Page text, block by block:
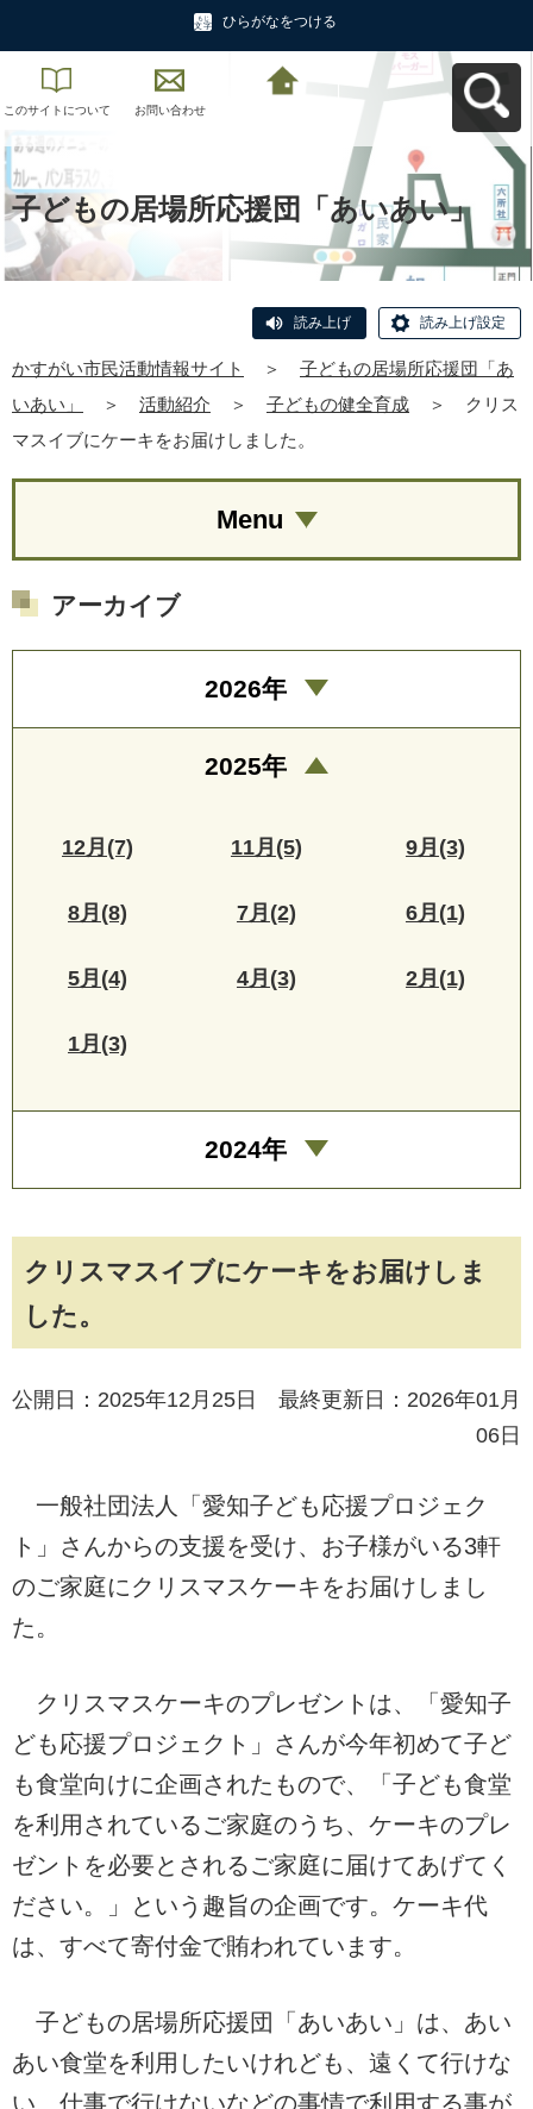
ひらがなをつける
このサイトについて お問い合わせ
子どもの居場所応援団「あいあい」
読み上げ 読み上げ設定
かすがい市民活動情報サイト ＞
子どもの居場所応援団「あ
いあい」
＞ 活動紹介 ＞ 子どもの健全育成 ＞
クリス
マスイブにケーキをお届けしました。
クリスマスイブにケーキをお届けしま
した。
公開日：2025年12月25日 最終更新日：2026年01月
06日
一般社団法人「愛知子ども応援プロジェク
ト」さんからの支援を受け、お子様がいる3軒
のご家庭にクリスマスケーキをお届けしまし
た。
クリスマスケーキのプレゼントは、「愛知子
ども応援プロジェクト」さんが今年初めて子ど
も食堂向けに企画されたもので、「子ども食堂
を利用されているご家庭のうち、ケーキのプレ
ゼントを必要とされるご家庭に届けてあげてく
ださい。」という趣旨の企画です。ケーキ代
は、すべて寄付金で賄われています。
子どもの居場所応援団「あいあい」は、あい
あい食堂を利用したいけれども、遠くて行けな
い、仕事で行けないなどの事情で利用する事が
Menu
アーカイブ
2026年
2025年
12月(7) 11月(5) 9月(3)
8月(8) 7月(2) 6月(1)
5月(4) 4月(3) 2月(1)
1月(3)
2024年